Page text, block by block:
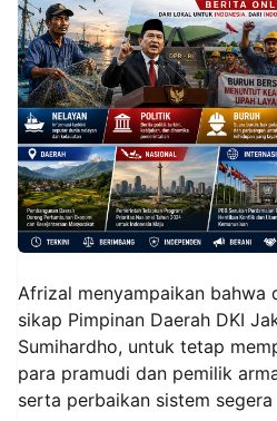
Afrizal menyampaikan bahwa
sikap Pimpinan Daerah DKI
Sumihardho, untuk tetap
para pramudi dan pemilik
serta perbaikan sistem